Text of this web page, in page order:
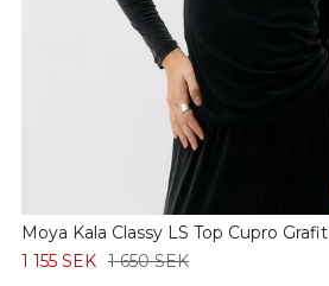
Moya Kala Classy LS Top Cupro Grafit
1 155 SEK 1 650 SEK